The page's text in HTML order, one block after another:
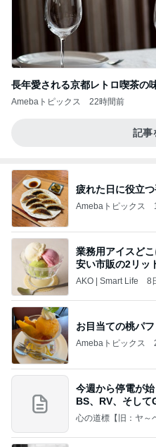
長年愛される京都レトロ喫茶の
Amebaトピックス 22時間前
記事
疲れた日に役立
Amebaトピックス
業務用アイスど
安い市販の2リッ
トレ
AKO | Smart Life 8
お目当ての桃パ
Amebaトピックス
今週から停電が
BS、RV、そして
心の道標【旧：ヤ～